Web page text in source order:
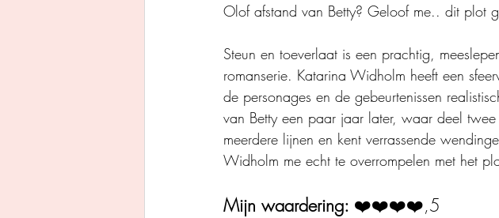
Olof afstand van Betty? Geloof me.. dit plot
Steun en toeverlaat is een prachtig,
romanserie. Katarina Widholm heeft een
de personages en de gebeurtenissen
van Betty een paar jaar later, waar deel
meerdere lijnen en kent verrassende
Widholm me echt te overrompelen met het
Mijn waardering: ❤️❤️❤️❤️,5